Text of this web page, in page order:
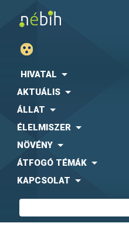
HIVATAL
AKTUÁLIS
ÁLLAT
ÉLELMISZER
NÖVÉNY
ÁTFOGÓ TÉMÁK
KAPCSOLAT